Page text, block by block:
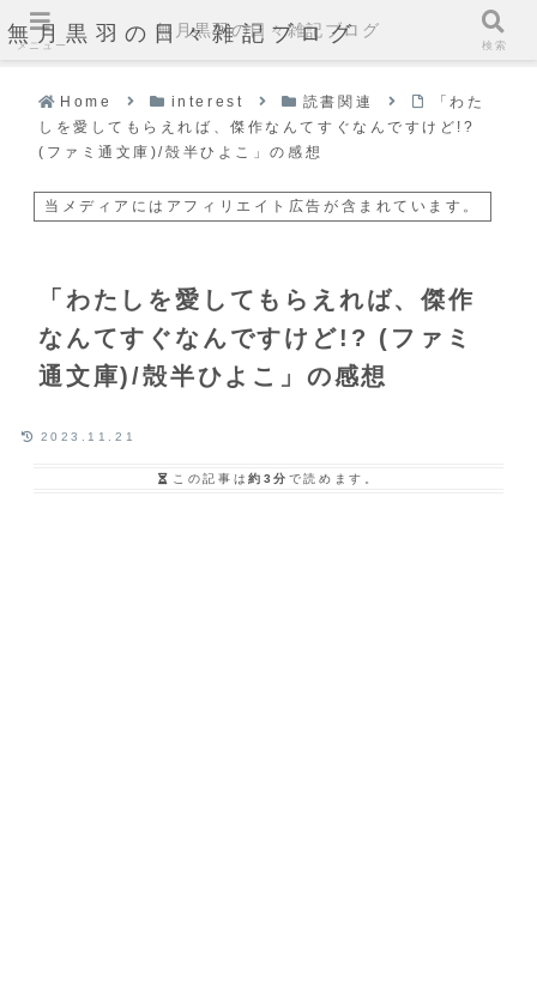
無月黒羽の日々雑記ブログ
Home interest 読書関連
「わた
しを愛してもらえれば、傑作なんてすぐなんですけど!?
(ファミ通文庫)/殻半ひよこ」の感想
当メディアにはアフィリエイト広告が含まれています。
「わたしを愛してもらえれば、傑作
なんてすぐなんですけど!? (ファミ
通文庫)/殻半ひよこ」の感想
2023.11.21
この記事は約3分 で読めます。
メニュー
無月黒羽の日々雑記ブログ
検索